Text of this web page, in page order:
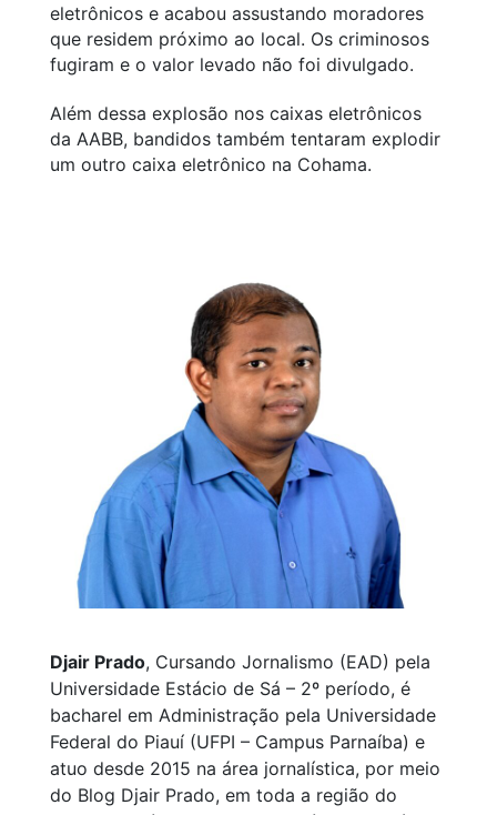
eletrônicos e acabou assustando moradores
que residem próximo ao local. Os criminosos
fugiram e o valor levado não foi divulgado.
Além dessa explosão nos caixas eletrônicos
da AABB, bandidos também tentaram explodir
um outro caixa eletrônico na Cohama.
Djair Prado, Cursando Jornalismo (EAD) pela
Universidade Estácio de Sá – 2º período, é
bacharel em Administração pela Universidade
Federal do Piauí (UFPI – Campus Parnaíba) e
atuo desde 2015 na área jornalística, por meio
do Blog Djair Prado, em toda a região do